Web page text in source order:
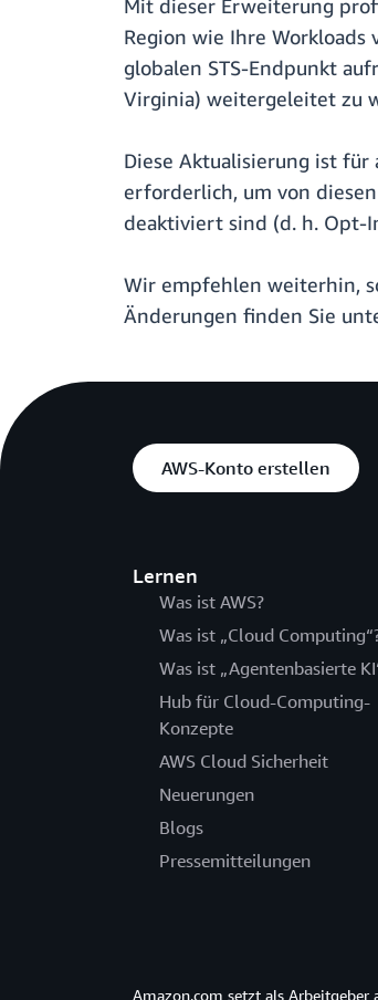
Mit dieser Erweiterung
Region wie Ihre
globalen STS-Endpunkt
Virginia) weitergeleitet zu
Diese Aktualisierung ist für
erforderlich, um von
deaktiviert sind (d. h. Opt-
Wir empfehlen weiterhin,
Änderungen finden Sie
AWS-Konto erstellen
Lernen
Was ist AWS?
Was ist „Cloud
Was ist „Agentenbasierte
Hub für Cloud-Computing-
Konzepte
AWS Cloud Sicherheit
Neuerungen
Blogs
Pressemitteilungen
Amazon.com setzt als